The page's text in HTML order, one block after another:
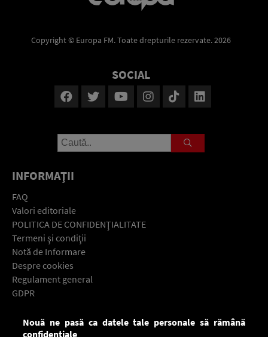
Copyright © Europa FM. Toate drepturile rezervate. 2026
SOCIAL
INFORMAŢII
FAQ
Valori editoriale
POLITICA DE CONFIDENŢIALITATE
Termeni şi condiţii
Notă de Informare
Despre cookies
Regulament general
GDPR
Descarcă gratuit aplicaţia Europa FM pentru smartphone:
Nouă ne pasă ca datele tale personale să rămână
confidențiale